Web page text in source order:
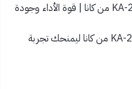
🛠️ خلاط مطبخ جداري ثقيل KA-2417-1 من كانا | قوة الأداء وجودة
ليمنحك تجربة
ومظهره الانسيابي. الحل
معًا.